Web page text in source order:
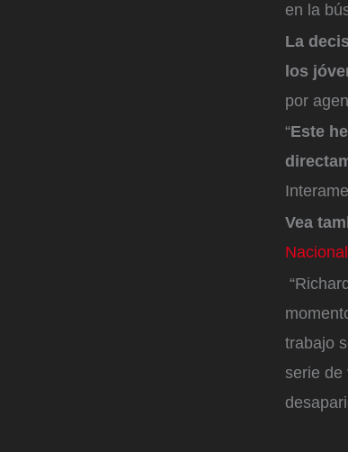
en la
La
los
por
“Este
Vea
trabajo
serie de